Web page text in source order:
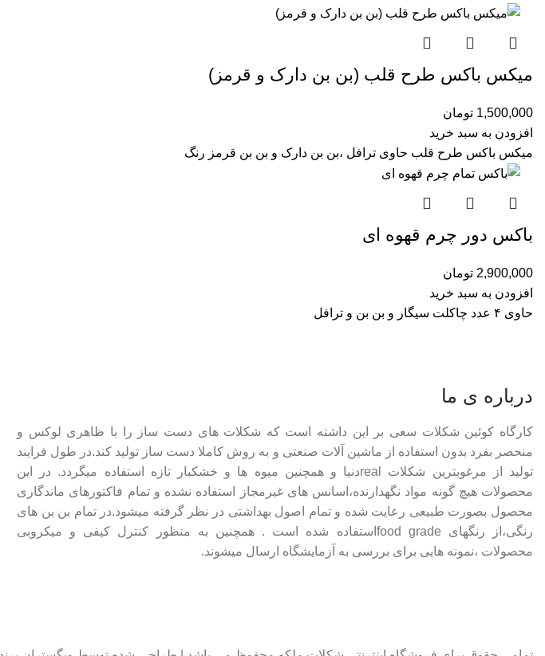
میکس باکس طرح قلب (بن بن دارک و قرمز)
1,500,000 تومان
افزودن به سبد خرید
میکس باکس طرح قلب حاوی ترافل ،بن بن دارک و بن بن قرمز رنگ
باکس دور چرم قهوه ای
2,900,000 تومان
افزودن به سبد خرید
حاوی ۴ عدد چاکلت سیگار و بن بن و ترافل
درباره ی ما
کارگاه کوئین شکلات سعی بر این داشته است که شکلات های دست ساز را با ظاهری لوکس و
منحصر بفرد بدون استفاده از ماشین آلات صنعتی و به روش کاملا دست ساز تولید کند.در طول فرایند
تولید از مرغوبترین شکلات realدنیا و همچنین میوه ها و خشکبار تازه استفاده میگردد. در این
محصولات هیچ گونه مواد نگهدارنده،اسانس های غیرمجاز استفاده نشده و تمام فاکتورهای ماندگاری
محصول بصورت طبیعی رعایت شده و تمام اصول بهداشتی در نظر گرفته میشود.در تمام بن بن های
رنگی،از رنگهای food gradeاستفاده شده است . همچنین به منظور کنترل کیفی و میکروبی
محصولات ،نمونه هایی برای بررسی به آزمایشگاه ارسال میشوند.